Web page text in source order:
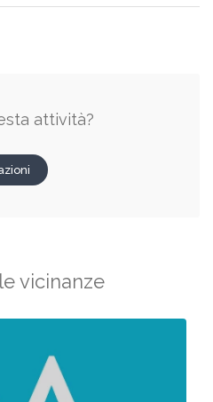
attività?
vicinanze